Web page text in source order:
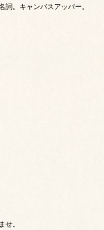
。キャンバスアッパー。
せ。